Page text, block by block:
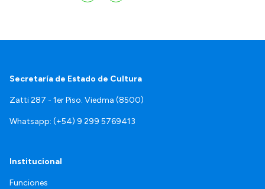
Secretaría de Estado de Cultura
Zatti 287 - 1er Piso. Viedma (8500)
Whatsapp: (+54) 9 299 5769413
Institucional
Funciones